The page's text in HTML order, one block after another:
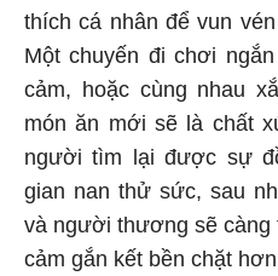
thích cá nhân để vun
Một chuyến đi chơi
cảm, hoặc cùng nhau
món ăn mới sẽ là chất
người tìm lại được sự
gian nan thử sức, sau
và người thương sẽ càng
cảm gắn kết bền chặt